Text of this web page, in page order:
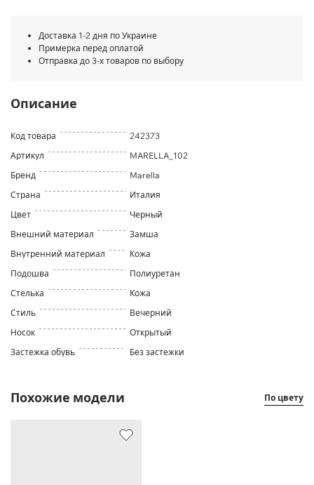
Доставка 1-2 дня по Украине
Примерка перед оплатой
Отправка до 3-х товаров по выбору
Описание
Код товара
242373
Артикул
MARELLA_102
Бренд
Marella
Страна
Италия
Цвет
Черный
Внешний материал
Замша
Внутренний материал
Кожа
Подошва
Полиуретан
Стелька
Кожа
Стиль
Вечерний
Носок
Открытый
Застежка обувь
Без застежки
Похожие модели По цвету